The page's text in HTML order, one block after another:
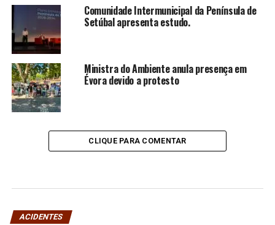
Comunidade Intermunicipal da Península de
Setúbal apresenta estudo.
Ministra do Ambiente anula presença em
Évora devido a protesto
CLIQUE PARA COMENTAR
ACIDENTES